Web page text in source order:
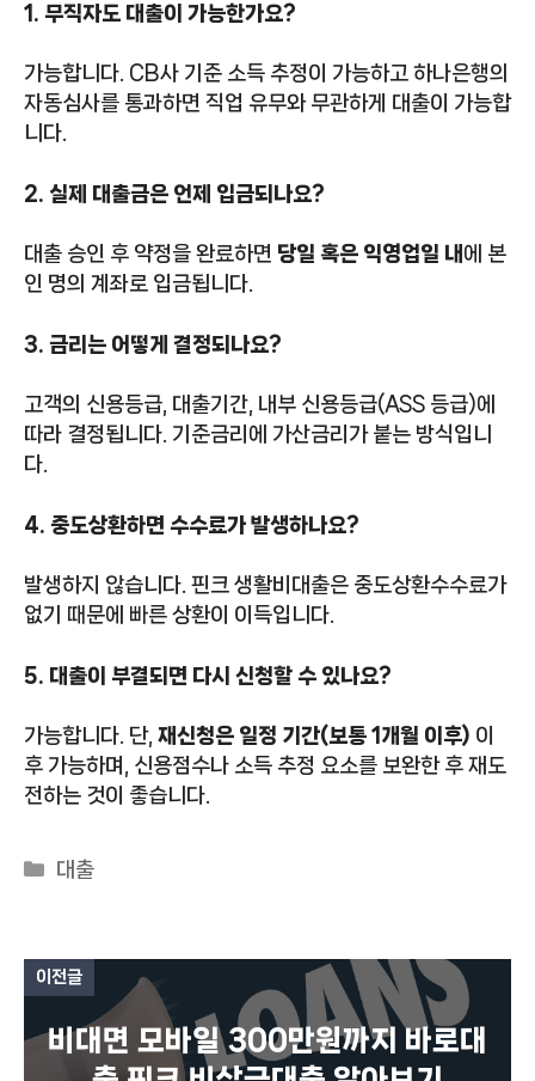
1. 무직자도 대출이 가능한가요?
가능합니다. CB사 기준 소득 추정이 가능하고 하나은행의
자동심사를 통과하면 직업 유무와 무관하게 대출이 가능합
니다.
2. 실제 대출금은 언제 입금되나요?
대출 승인 후 약정을 완료하면 당일 혹은 익영업일 내 에 본
인 명의 계좌로 입금됩니다.
3. 금리는 어떻게 결정되나요?
고객의 신용등급, 대출기간, 내부 신용등급(ASS 등급)에
따라 결정됩니다. 기준금리에 가산금리가 붙는 방식입니
다.
4. 중도상환하면 수수료가 발생하나요?
발생하지 않습니다. 핀크 생활비대출은 중도상환수수료가
없기 때문에 빠른 상환이 이득입니다.
5. 대출이 부결되면 다시 신청할 수 있나요?
가능합니다. 단, 재신청은 일정 기간(보통 1개월 이후) 이
후 가능하며, 신용점수나 소득 추정 요소를 보완한 후 재도
전하는 것이 좋습니다.
카
리
대출
이전글
비대면 모바일 300만원까지 바로대